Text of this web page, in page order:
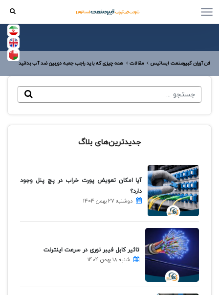
فن آوران کبیرصنعت ایساتیس مقالات همه چیزی که باید راجب جعبه دوربین ضد آب بدانید
جدیدترین‌های بلاگ
آیا امکان تعویض پورت خراب در پچ پنل وجود
دارد؟
دوشنبه 27 بهمن 1404
تاثیر کابل فیبر نوری در سرعت اینترنت
شنبه 18 بهمن 1404